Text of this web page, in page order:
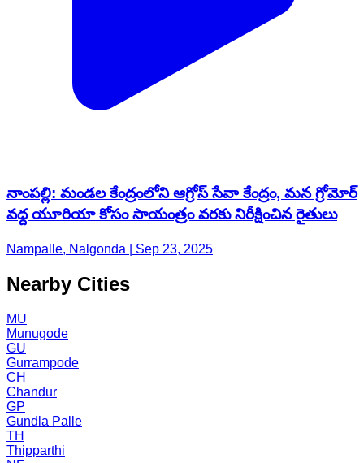
నాంపల్లి: మండల కేంద్రంలోని ఆగ్రోస్ సేవా కేంద్రం, మన గ్రోమోర్
వద్ద యూరియా కోసం సాయంత్రం వరకు నిరీక్షించిన రైతులు
Nampalle, Nalgonda | Sep 23, 2025
Nearby Cities
MU
Munugode
GU
Gurrampode
CH
Chandur
GP
Gundla Palle
TH
Thipparthi